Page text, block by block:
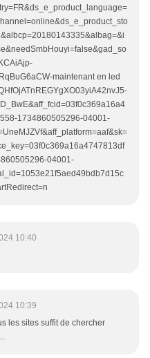
maintenant en led
1734860505296-04001-
04001-
10:40
10:39
les sites suffit de chercher